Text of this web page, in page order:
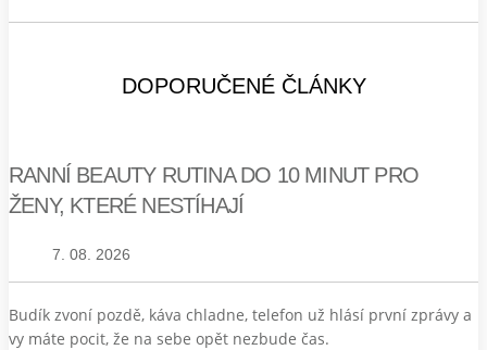
DOPORUČENÉ ČLÁNKY
RANNÍ BEAUTY RUTINA DO 10 MINUT PRO
ŽENY, KTERÉ NESTÍHAJÍ
7. 08. 2026
Budík zvoní pozdě, káva chladne, telefon už hlásí první zprávy a
vy máte pocit, že na sebe opět nezbude čas.